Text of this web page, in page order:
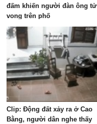
đấm khiến người đàn ông tử
vong trên phố
Clip: Động đất xảy ra ở Cao
Bằng, người dân nghe thấy